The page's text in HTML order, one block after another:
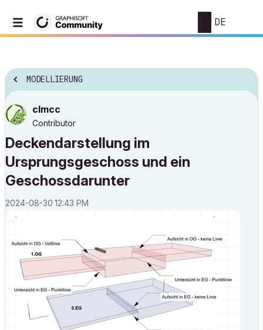
DE
MODELLIERUNG
clmcc
Contributor
Deckendarstellung im
Ursprungsgeschoss und ein
Geschossdarunter
‎2024-08-30 12:43 PM